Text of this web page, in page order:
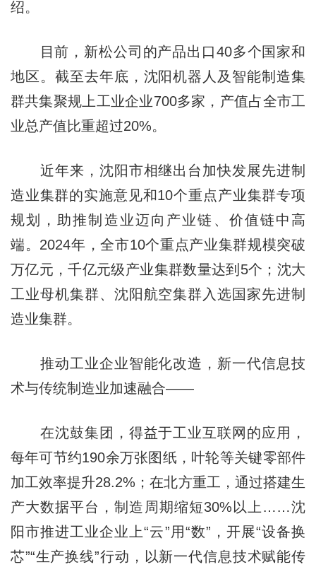
绍。
目前，新松公司的产品出口40多个国家和
地区。截至去年底，沈阳机器人及智能制造集
群共集聚规上工业企业700多家，产值占全市工
业总产值比重超过20%。
近年来，沈阳市相继出台加快发展先进制
造业集群的实施意见和10个重点产业集群专项
规划，助推制造业迈向产业链、价值链中高
端。2024年，全市10个重点产业集群规模突破
万亿元，千亿元级产业集群数量达到5个；沈大
工业母机集群、沈阳航空集群入选国家先进制
造业集群。
推动工业企业智能化改造，新一代信息技
术与传统制造业加速融合——
在沈鼓集团，得益于工业互联网的应用，
每年可节约190余万张图纸，叶轮等关键零部件
加工效率提升28.2%；在北方重工，通过搭建生
产大数据平台，制造周期缩短30%以上……沈
阳市推进工业企业上“云”用“数”，开展“设备换
芯”“生产换线”行动，以新一代信息技术赋能传